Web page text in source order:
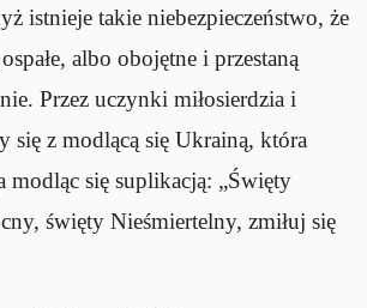
istnieje takie niebezpieczeństwo, że
albo obojętne i przestaną
Przez uczynki miłosierdzia i
się z modlącą się Ukrainą, która
modląc się suplikacją: „Święty
święty Nieśmiertelny, zmiłuj się